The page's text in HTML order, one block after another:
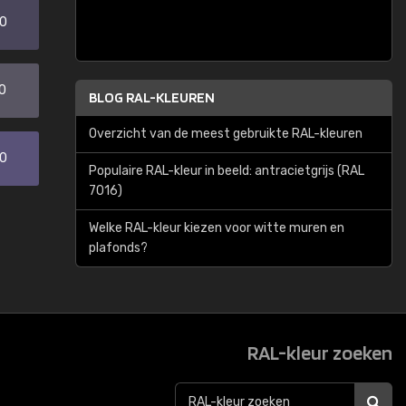
BLOG RAL-KLEUREN
Overzicht van de meest gebruikte RAL-kleuren
Populaire RAL-kleur in beeld: antracietgrijs (RAL
7016)
Welke RAL-kleur kiezen voor witte muren en
plafonds?
RAL-kleur zoeken